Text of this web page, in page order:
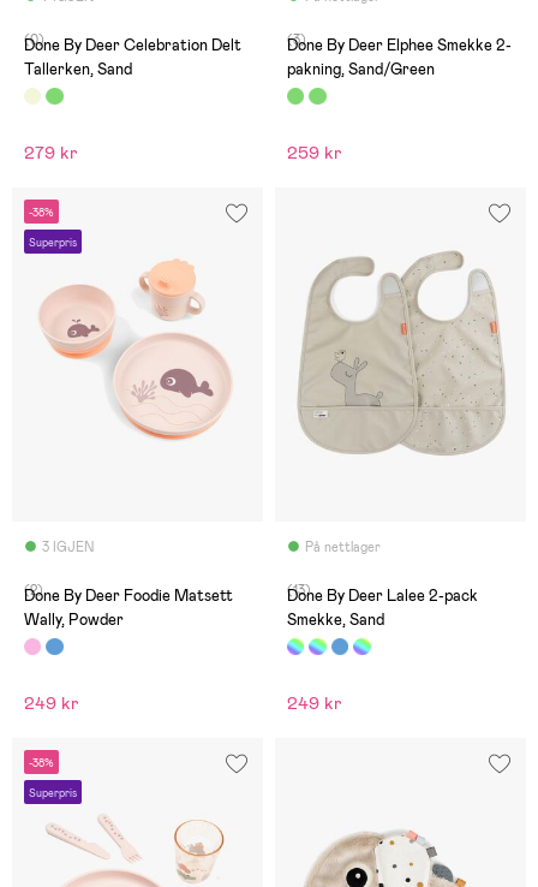
(0)
Done By Deer Celebration Delt
Tallerken, Sand
279 kr
(3)
Done By Deer Elphee Smekke 2-
pakning, Sand/Green
259 kr
-38%
Superpris
3 IGJEN
(2)
Done By Deer Foodie Matsett
Wally, Powder
249 kr
På nettlager
(13)
Done By Deer Lalee 2-pack
Smekke, Sand
249 kr
-38%
Superpris